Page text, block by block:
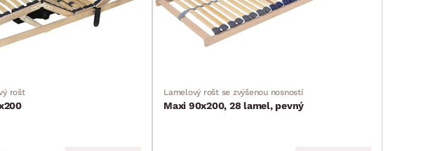
rošt Lamelový rošt se zvýšenou nosností
Maxi 90x200, 28 lamel, pevný